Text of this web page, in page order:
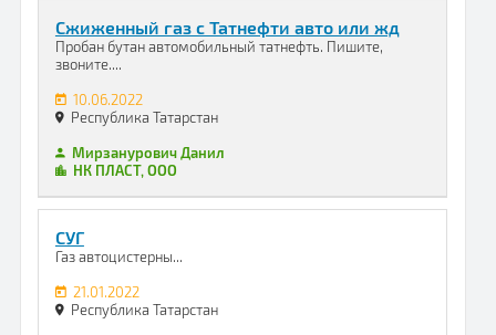
Сжиженный газ с Татнефти авто или жд
Пробан бутан автомобильный татнефть. Пишите,
звоните....
10.06.2022
Республика Татарстан
Мирзанурович Данил
НК ПЛАСТ, ООО
СУГ
Газ автоцистерны...
21.01.2022
Республика Татарстан